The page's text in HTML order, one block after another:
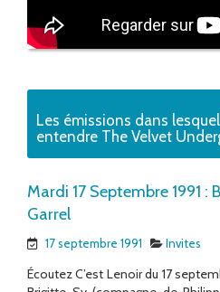
Les émissions dans
entendre The Velvet
Mardi 17 Septembre 1991 :
Garrel
17 septembre 1991 Invites
Écoutez C’est Lenoir du 17